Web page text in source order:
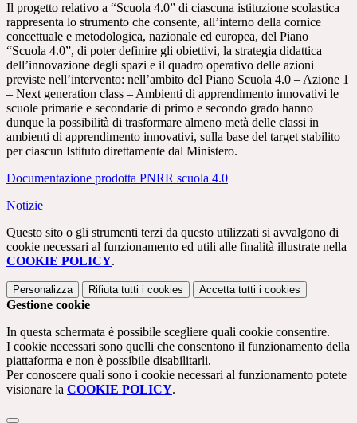
Il progetto relativo a “Scuola 4.0” di ciascuna istituzione scolastica
rappresenta lo strumento che consente, all’interno della cornice
concettuale e metodologica, nazionale ed europea, del Piano
“Scuola 4.0”, di poter definire gli obiettivi, la strategia didattica
dell’innovazione degli spazi e il quadro operativo delle azioni
previste nell’intervento: nell’ambito del Piano Scuola 4.0 – Azione 1
– Next generation class – Ambienti di apprendimento innovativi le
scuole primarie e secondarie di primo e secondo grado hanno
dunque la possibilità di trasformare almeno metà delle classi in
ambienti di apprendimento innovativi, sulla base del target stabilito
per ciascun Istituto direttamente dal Ministero.
Documentazione prodotta PNRR scuola 4.0
Notizie
Questo sito o gli strumenti terzi da questo utilizzati si avvalgono di
cookie necessari al funzionamento ed utili alle finalità illustrate nella
COOKIE POLICY.
Personalizza Rifiuta tutti i cookies Accetta tutti i cookies
Gestione cookie
In questa schermata è possibile scegliere quali cookie consentire.
I cookie necessari sono quelli che consentono il funzionamento della
piattaforma e non è possibile disabilitarli.
Per conoscere quali sono i cookie necessari al funzionamento potete
visionare la COOKIE POLICY.